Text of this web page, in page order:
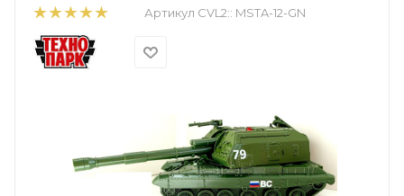
Артикул CVL2:: MSTA-12-GN